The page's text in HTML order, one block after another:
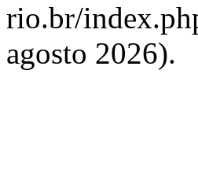
rio.br/
agosto 2026).